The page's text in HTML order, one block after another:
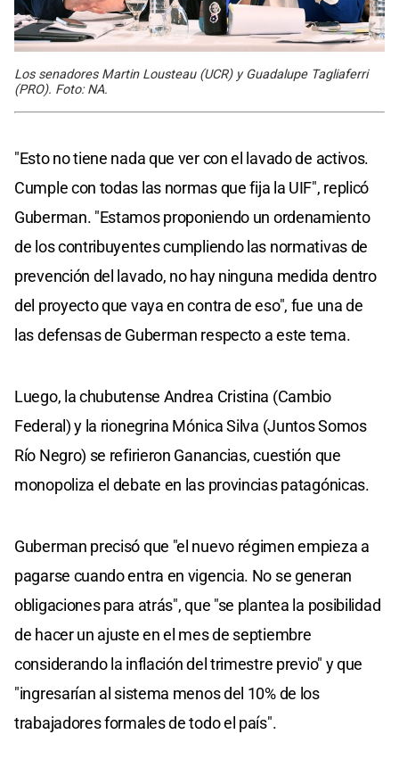
Los senadores Martin Lousteau (UCR) y Guadalupe Tagliaferri
(PRO). Foto: NA.
"Esto no tiene nada que ver con el lavado de activos.
Cumple con todas las normas que fija la UIF", replicó
Guberman. "Estamos proponiendo un ordenamiento
de los contribuyentes cumpliendo las normativas de
prevención del lavado, no hay ninguna medida dentro
del proyecto que vaya en contra de eso", fue una de
las defensas de Guberman respecto a este tema.
Luego, la chubutense Andrea Cristina (Cambio
Federal) y la rionegrina Mónica Silva (Juntos Somos
Río Negro) se refirieron Ganancias, cuestión que
monopoliza el debate en las provincias patagónicas.
Guberman precisó que "el nuevo régimen empieza a
pagarse cuando entra en vigencia. No se generan
obligaciones para atrás", que "se plantea la posibilidad
de hacer un ajuste en el mes de septiembre
considerando la inflación del trimestre previo" y que
"ingresarían al sistema menos del 10% de los
trabajadores formales de todo el país".